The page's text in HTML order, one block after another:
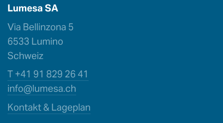
Lumesa SA
Via Bellinzona 5
6533 Lumino
Schweiz
T +41 91 829 26 41
info@lumesa.ch
Kontakt & Lageplan